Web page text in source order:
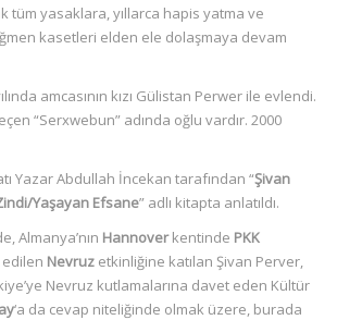
tüm yasaklara, yıllarca hapis yatma ve
kasetleri elden ele dolaşmaya devam
amcasının kızı Gülistan Perwer ile evlendi.
“Serxwebun” adında oğlu vardır. 2000
Yazar Abdullah İncekan tarafından “Şivan
Yaşayan Efsane” adlı kitapta anlatıldı.
Almanya’nın Hannoverkentinde PKK
Nevruz etkinliğine katılan Şivan Perver,
Nevruz kutlamalarına davet eden Kültür
‘a da cevap niteliğinde olmak üzere, burada